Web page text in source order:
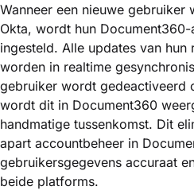
Wanneer een nieuwe
Okta, wordt hun
ingesteld. Alle updates van
worden in realtime
gebruiker wordt gedeactiveerd
wordt dit in Document360
handmatige tussenkomst. Dit
apart accountbeheer in
gebruikersgegevens accuraat
beide platforms.